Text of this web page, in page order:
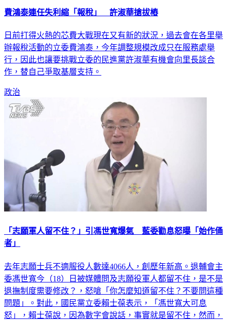
費鴻泰連任失利縮「報稅」 許淑華搶拔樁
日前打得火熱的芯費大戰現在又有新的狀況，過去會在各里舉
辦報稅活動的立委費鴻泰，今年調整規模改成只在服務處舉
行，因此也讓要挑戰立委的民進黨許淑華有機會向里長談合
作，替自己爭取基層支持。
政治
「志願軍人留不住？」引馮世寬爆氣 藍委勸息怒曝「始作俑
者」
去年志願士兵不適服役人數達4066人，創歷年新高。退輔會主
委馮世寬今（18）日被媒體問及志願役軍人都留不住，是不是
退撫制度需要修改？，怒嗆「你怎麼知道留不住？不要問這種
問題」。對此，國民黨立委賴士葆表示，「馮世寬大可息
怒」，賴士葆說，因為數字會說話，事實就是留不住，然而，